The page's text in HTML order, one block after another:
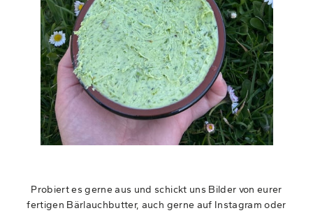
Probiert es gerne aus und schickt uns Bilder von eurer
fertigen Bärlauchbutter, auch gerne auf Instagram oder